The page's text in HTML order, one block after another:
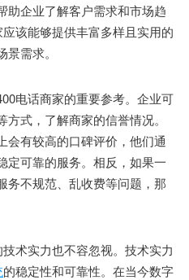
助企业了解客户需求和市场趋
该能够提供丰富多样且实用的
需求。
电话商家的重要参考。企业可
式，了解商家的信誉情况。
会有较高的口碑评价，他们通
定可靠的服务。相反，如果一
务不规范、乱收费等问题，那
术实力也不容忽视。技术实力
的稳定性和可靠性。在当今数字